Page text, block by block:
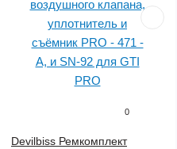
0
Devilbiss Ремкомплект